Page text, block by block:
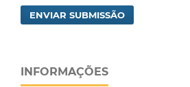
ENVIAR SUBMISSÃO
INFORMAÇÕES